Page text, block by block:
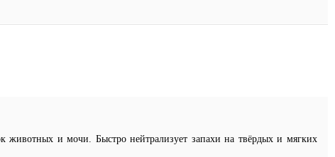
животных и мочи. Быстро нейтрализует запахи на твёрдых и мягких